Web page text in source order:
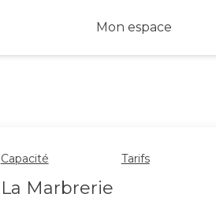
Mon espace
Capacité Tarifs
La Marbrerie